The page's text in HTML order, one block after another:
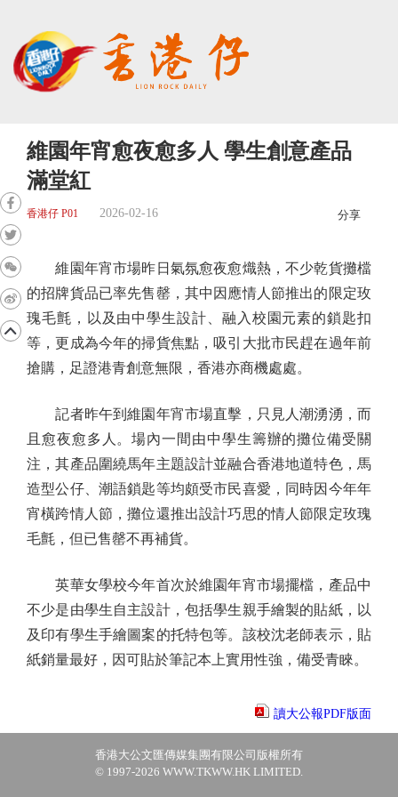
維園年宵愈夜愈多人 學生創意產品
滿堂紅
香港仔 P01 2026-02-16 分享
維園年宵市場昨日氣氛愈夜愈熾熱，不少乾貨攤檔
的招牌貨品已率先售罄，其中因應情人節推出的限定玫
瑰毛氈，以及由中學生設計、融入校園元素的鎖匙扣
等，更成為今年的掃貨焦點，吸引大批市民趕在過年前
搶購，足證港青創意無限，香港亦商機處處。
記者昨午到維園年宵市場直擊，只見人潮湧湧，而
且愈夜愈多人。場內一間由中學生籌辦的攤位備受關
注，其產品圍繞馬年主題設計並融合香港地道特色，馬
造型公仔、潮語鎖匙等均頗受市民喜愛，同時因今年年
宵橫跨情人節，攤位還推出設計巧思的情人節限定玫瑰
毛氈，但已售罄不再補貨。
英華女學校今年首次於維園年宵市場擺檔，產品中
不少是由學生自主設計，包括學生親手繪製的貼紙，以
及印有學生手繪圖案的托特包等。該校沈老師表示，貼
紙銷量最好，因可貼於筆記本上實用性強，備受青睞。
讀大公報PDF版面
香港大公文匯傳媒集團有限公司版權所有
© 1997-2026 WWW.TKWW.HK LIMITED.